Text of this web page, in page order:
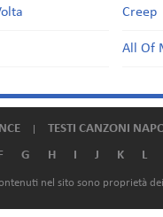
Creep
All Of
TESTI CANZONI
G H I J K L
nel sito sono proprietà